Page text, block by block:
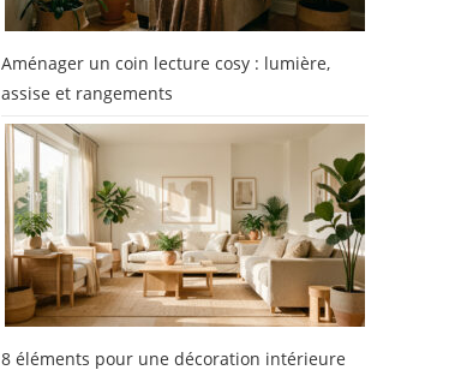
Aménager un coin lecture cosy : lumière,
assise et rangements
8 éléments pour une décoration intérieure